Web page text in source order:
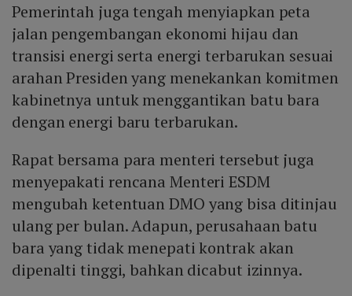
Pemerintah juga tengah menyiapkan peta
jalan pengembangan ekonomi hijau dan
transisi energi serta energi terbarukan sesuai
arahan Presiden yang menekankan komitmen
kabinetnya untuk menggantikan batu bara
dengan energi baru terbarukan.
Rapat bersama para menteri tersebut juga
menyepakati rencana Menteri ESDM
mengubah ketentuan DMO yang bisa ditinjau
ulang per bulan. Adapun, perusahaan batu
bara yang tidak menepati kontrak akan
dipenalti tinggi, bahkan dicabut izinnya.